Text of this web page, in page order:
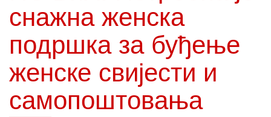
снажна женска
подршка за буђење
женске свијести и
самопоштовања